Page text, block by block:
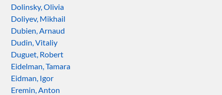
Dolinsky, Olivia
Doliyev, Mikhail
Dubien, Arnaud
Dudin, Vitaliy
Duguet, Robert
Eidelman, Tamara
Eidman, Igor
Eremin, Anton